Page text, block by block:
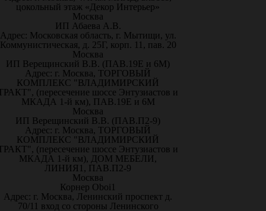
цокольный этаж «Декор Интерьер»
Москва
ИП Абаева А.В.
Адрес: Московская область, г. Мытищи, ул.
Коммунистическая, д. 25Г, корп. 11, пав. 20
Москва
ИП Верещинский В.В. (ПАВ.19Е и 6М)
Адрес: г. Москва, ТОРГОВЫЙ
КОМПЛЕКС "ВЛАДИМИРСКИЙ
(пересечение шоссе Энтузиастов и
МКАДА 1-й км), ПАВ.19Е и 6М
Москва
ИП Верещинский В.В. (ПАВ.П2-9)
Адрес: г. Москва, ТОРГОВЫЙ
КОМПЛЕКС "ВЛАДИМИРСКИЙ
(пересечение шоссе Энтузиастов и
МКАДА 1-й км), ДОМ МЕБЕЛИ,
ЛИНИЯ1, ПАВ.П2-9
Москва
Корнер Oboi1
Адрес: г. Москва, Ленинский проспект д.
70/11 вход со стороны Ленинского